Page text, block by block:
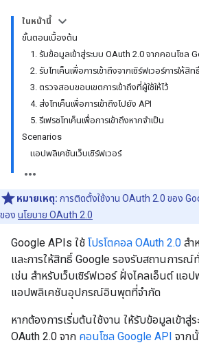
ในหน้านี้
ขั้นตอนเบื้องต้น
1. รับข้อมูลเข้าสู่ระบบ OAuth 2.0 จากคอนโซล
2. รับโทเค็นเพื่อการเข้าถึงจากเซิร์ฟเวอร์การให้สิ
3. ตรวจสอบขอบเขตการเข้าถึงที่ผู้ใช้ให้ไว้
4. ส่งโทเค็นเพื่อการเข้าถึงไปยัง API
5. รีเฟรชโทเค็นเพื่อการเข้าถึงหากจำเป็น
Scenarios
แอปพลิเคชันเว็บเซิร์ฟเวอร์
หมายเหตุ: การติดตั้งใช้งาน OAuth 2.0 ของ
ของ นโยบาย OAuth 2.0
Google APIs ใช้ โปรโตคอล OAuth 2.0 สำ
และการให้สิทธิ์ Google รองรับสถานการณ์
เช่น สำหรับเว็บเซิร์ฟเวอร์ ฝั่งไคลเอ็นต์ แอ
แอปพลิเคชันอุปกรณ์อินพุตที่จำกัด
หากต้องการเริ่มต้นใช้งาน ให้รับข้อมูลเข้าสู่
OAuth 2.0 จาก คอนโซล Google API จาก